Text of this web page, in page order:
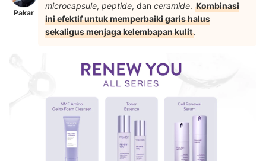
Pakar
microcapsule, peptide, dan ceramide. Kombinasi
ini efektif untuk memperbaiki garis halus
sekaligus menjaga kelembapan kulit.